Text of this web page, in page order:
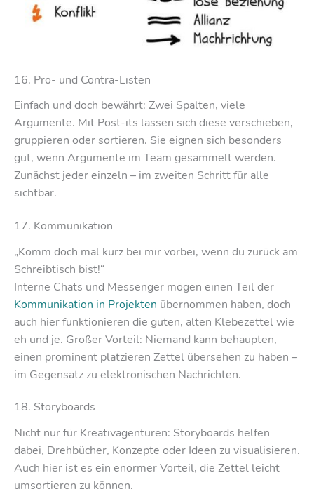
16. Pro- und Contra-Listen
Einfach und doch bewährt: Zwei Spalten, viele
Argumente. Mit Post-its lassen sich diese verschieben,
gruppieren oder sortieren. Sie eignen sich besonders
gut, wenn Argumente im Team gesammelt werden.
Zunächst jeder einzeln – im zweiten Schritt für alle
sichtbar.
17. Kommunikation
„Komm doch mal kurz bei mir vorbei, wenn du zurück am
Schreibtisch bist!“
Interne Chats und Messenger mögen einen Teil der
Kommunikation in Projekten übernommen haben, doch
auch hier funktionieren die guten, alten Klebezettel wie
eh und je. Großer Vorteil: Niemand kann behaupten,
einen prominent platzieren Zettel übersehen zu haben –
im Gegensatz zu elektronischen Nachrichten.
18. Storyboards
Nicht nur für Kreativagenturen: Storyboards helfen
dabei, Drehbücher, Konzepte oder Ideen zu visualisieren.
Auch hier ist es ein enormer Vorteil, die Zettel leicht
umsortieren zu können.